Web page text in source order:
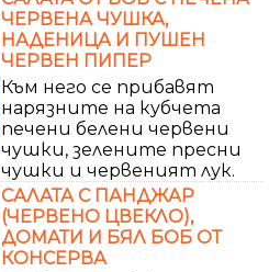
ЧЕРВЕНА ЧУШКА,
НАДЕНИЦА И ПУШЕН
ЧЕРВЕН ПИПЕР
Към него се прибавят
нарязните на кубчета
печени белени червени
чушки, зелените пресни
чушки и червеният лук.
САЛАТА С ПАНДЖАР
(ЧЕРВЕНО ЦВЕКЛО),
ДОМАТИ И БЯЛ БОБ ОТ
КОНСЕРВА